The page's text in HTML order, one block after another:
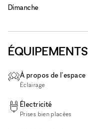
Dimanche
ÉQUIPEMENTS
À propos de l'espace
Éclairage
Électricité
Prises bien placées